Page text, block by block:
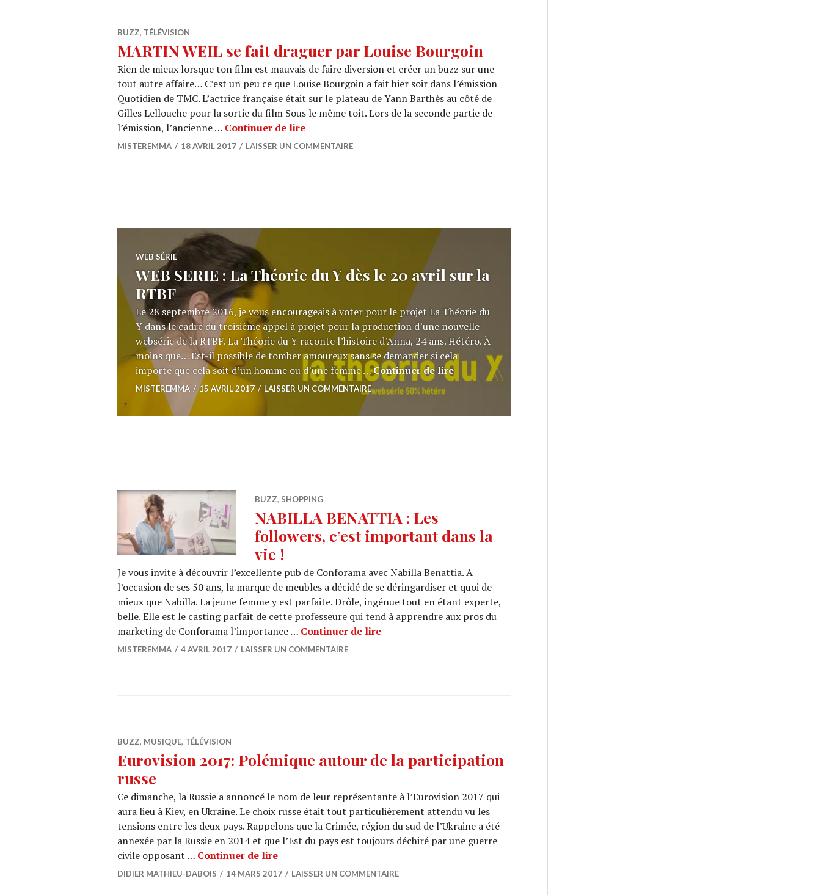
BUZZ, TÉLÉVISION
MARTIN WEIL se fait draguer par Louise Bourgoin
Rien de mieux lorsque ton film est mauvais de faire diversion et créer un buzz sur une
tout autre affaire… C’est un peu ce que Louise Bourgoin a fait hier soir dans l’émission
Quotidien de TMC. L’actrice française était sur le plateau de Yann Barthès au côté de
Gilles Lellouche pour la sortie du film Sous le même toit. Lors de la seconde partie de
l’émission, l’ancienne … Continuer de lireMARTIN WEIL se fait draguer par Louise Bourgoin
MISTEREMMA 18 AVRIL 2017 LAISSER UN COMMENTAIRE
WEB SÉRIE
WEB SERIE : La Théorie du Y dès le 20 avril sur la
RTBF
Le 28 septembre 2016, je vous encourageais à voter pour le projet La Théorie du
Y dans le cadre du troisième appel à projet pour la production d’une nouvelle
websérie de la RTBF. La Théorie du Y raconte l’histoire d’Anna, 24 ans. Hétéro. À
moins que… Est-il possible de tomber amoureux sans se demander si cela
importe que cela soit d’un homme ou d’une femme …Continuer de lireWEB SERIE : La Théorie du Y dès le 20 avril sur la RTBF
MISTEREMMA 15 AVRIL 2017 LAISSER UN COMMENTAIRE
BUZZ, SHOPPING
NABILLA BENATTIA : Les
followers, c’est important dans la
vie !
Je vous invite à découvrir l’excellente pub de Conforama avec Nabilla Benattia. A
l’occasion de ses 50 ans, la marque de meubles a décidé de se déringardiser et quoi de
mieux que Nabilla. La jeune femme y est parfaite. Drôle, ingénue tout en étant experte,
belle. Elle est le casting parfait de cette professeure qui tend à apprendre aux pros du
marketing de Conforama l’importance … Continuer de lireNABILLA BENATTIA : Les followers, c’est important dans la vie !
MISTEREMMA 4 AVRIL 2017 LAISSER UN COMMENTAIRE
BUZZ, MUSIQUE, TÉLÉVISION
Eurovision 2017: Polémique autour de la participation
russe
Ce dimanche, la Russie a annoncé le nom de leur représentante à l’Eurovision 2017 qui
aura lieu à Kiev, en Ukraine. Le choix russe était tout particulièrement attendu vu les
tensions entre les deux pays. Rappelons que la Crimée, région du sud de l’Ukraine a été
annexée par la Russie en 2014 et que l’Est du pays est toujours déchiré par une guerre
civile opposant … Continuer de lireEurovision 2017: Polémique autour de la participation russe
DIDIER MATHIEU-DABOIS 14 MARS 2017 LAISSER UN COMMENTAIRE